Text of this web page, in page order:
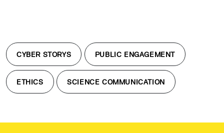
CYBER STORYS PUBLIC ENGAGEMENT
ETHICS SCIENCE COMMUNICATION